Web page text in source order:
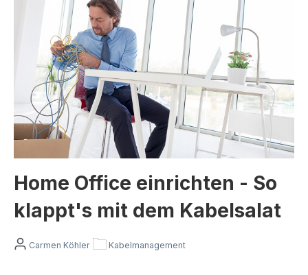
Home Office einrichten - So
klappt's mit dem Kabelsalat
Carmen Köhler Kabelmanagement